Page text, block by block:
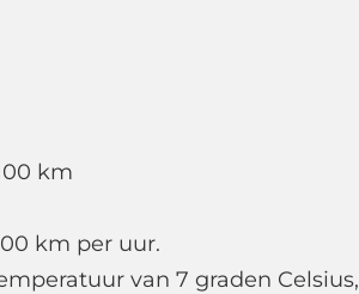
km
km per uur.
van 7 graden Celsius,